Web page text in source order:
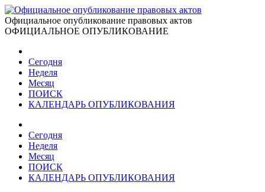
Официальное опубликование правовых актов
ОФИЦИАЛЬНОЕ ОПУБЛИКОВАНИЕ
Сегодня
Неделя
Месяц
ПОИСК
КАЛЕНДАРЬ ОПУБЛИКОВАНИЯ
Сегодня
Неделя
Месяц
ПОИСК
КАЛЕНДАРЬ ОПУБЛИКОВАНИЯ